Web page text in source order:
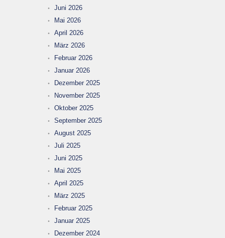
Juni 2026
Mai 2026
April 2026
März 2026
Februar 2026
Januar 2026
Dezember 2025
November 2025
Oktober 2025
September 2025
August 2025
Juli 2025
Juni 2025
Mai 2025
April 2025
März 2025
Februar 2025
Januar 2025
Dezember 2024